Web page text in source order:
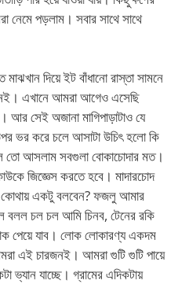
নেমে পড়লাম। সবার সাথে সাথে
দিয়ে ইট বাঁধানো রাস্তা সামনে
এখানে আমরা আগেও এসেছি
সেই অজানা মাগিপাড়াটাও যে
ভর করে চলে আসাটা উচিৎ হলো কি
তো আসলাম সবগুলা বোকাচোদার মত।
জিজ্ঞেস করতে হবে। মাদারচোদ
কোথায় একটু বলবেন? ফজলু আমার
বলল চল চল আমি চিনব, টেনের রকি
পেয়ে যাব। লোক লোকারণ্য একদম
এই চারজনই। আমরা গুটি গুটি পায়ে
ভ্যান যাচ্ছে। গ্রামের এদিকটায়